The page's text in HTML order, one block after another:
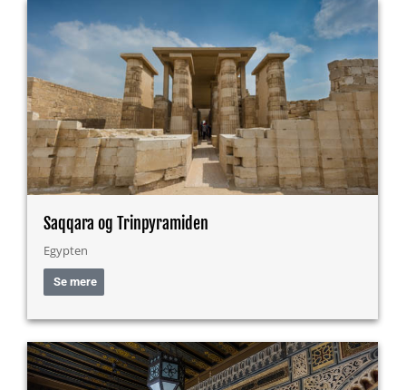
Saqqara og Trinpyramiden
Egypten
Se mere